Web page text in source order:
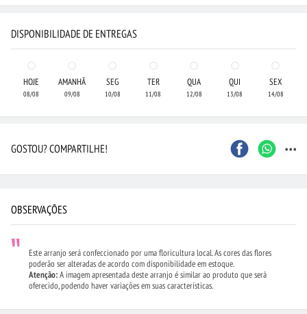
DISPONIBILIDADE DE ENTREGAS
HOJE
08/08
AMANHÃ
09/08
SEG
10/08
TER
11/08
QUA
12/08
QUI
13/08
SEX
14/08
GOSTOU? COMPARTILHE! ...
OBSERVAÇÕES
Este arranjo será confeccionado por uma floricultura local. As cores das flores
poderão ser alteradas de acordo com disponibilidade em estoque.
Atenção:A imagem apresentada deste arranjo é similar ao produto que será
oferecido, podendo haver variações em suas características.